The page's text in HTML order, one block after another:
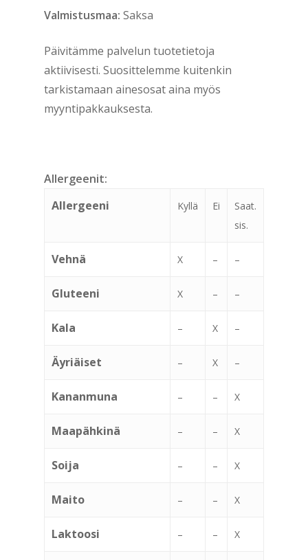
Valmistusmaa: Saksa
Päivitämme palvelun tuotetietoja
aktiivisesti. Suosittelemme kuitenkin
tarkistamaan ainesosat aina myös
myyntipakkauksesta.
Allergeenit:
Allergeeni
Kyllä Ei
Saat.
sis.
Vehnä X – –
Gluteeni X – –
Kala – X –
Äyriäiset – X –
Kananmuna – – X
Maapähkinä – – X
Soija – – X
Maito – – X
Laktoosi – – X